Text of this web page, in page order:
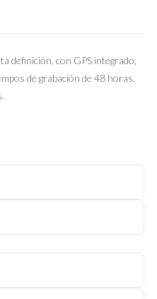
definición, con GPS integrado,
de grabación de 48 horas.